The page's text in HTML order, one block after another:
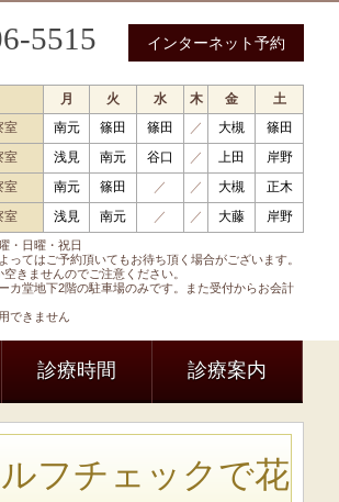
科 循環器内科 呼吸器内科 糖尿病内科 内分泌内科
5515 インターネット予約
・日曜・祝日
てはご予約頂いてもお待ち頂く場合がございます。
きませんのでご注意ください。
カ堂地下2階の駐車場のみです。また受付からお会計
できません
月 火 水 木 金
土
室 南元 篠田 篠田 ／ 大槻
篠田
室
浅見 南元 谷口 ／ 上田
岸野
室 南元 篠田 ／ ／ 大槻
正木
室
浅見 南元 ／ ／ 大藤 岸野
診療時間 診療案内
フチェックで花